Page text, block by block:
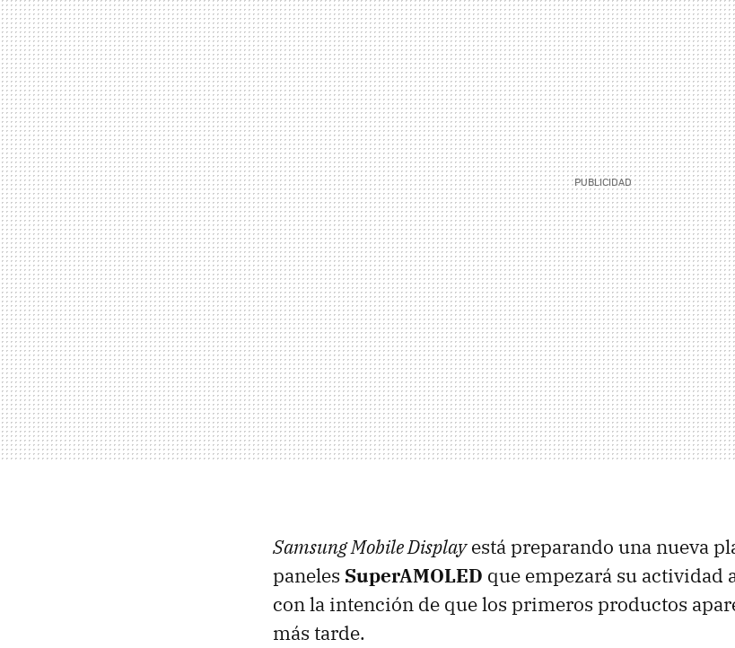
Samsung Mobile Displayestá preparando una nueva
paneles SuperAMOLED que empezará su actividad
con la intención de que los primeros productos
más tarde.